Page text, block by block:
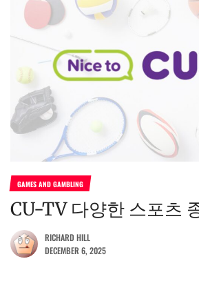
GAMES AND GAMBLING
CU-TV 다양한 스포츠
RICHARD HILL
DECEMBER 6, 2025